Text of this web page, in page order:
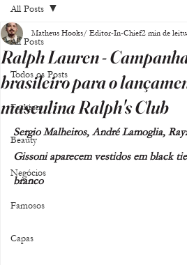
All Posts
Todos os Posts
Fashion
Beauty
Negócios
Famosos
Capas
All Posts
Ralph Lauren -
brasileiro para o
masculina Ralph's Club
Matheus Hooks/ Editor-In-Chief2 min de
Sergio Malheiros, André Lamoglia,
Gissoni aparecem vestidos em black
branco